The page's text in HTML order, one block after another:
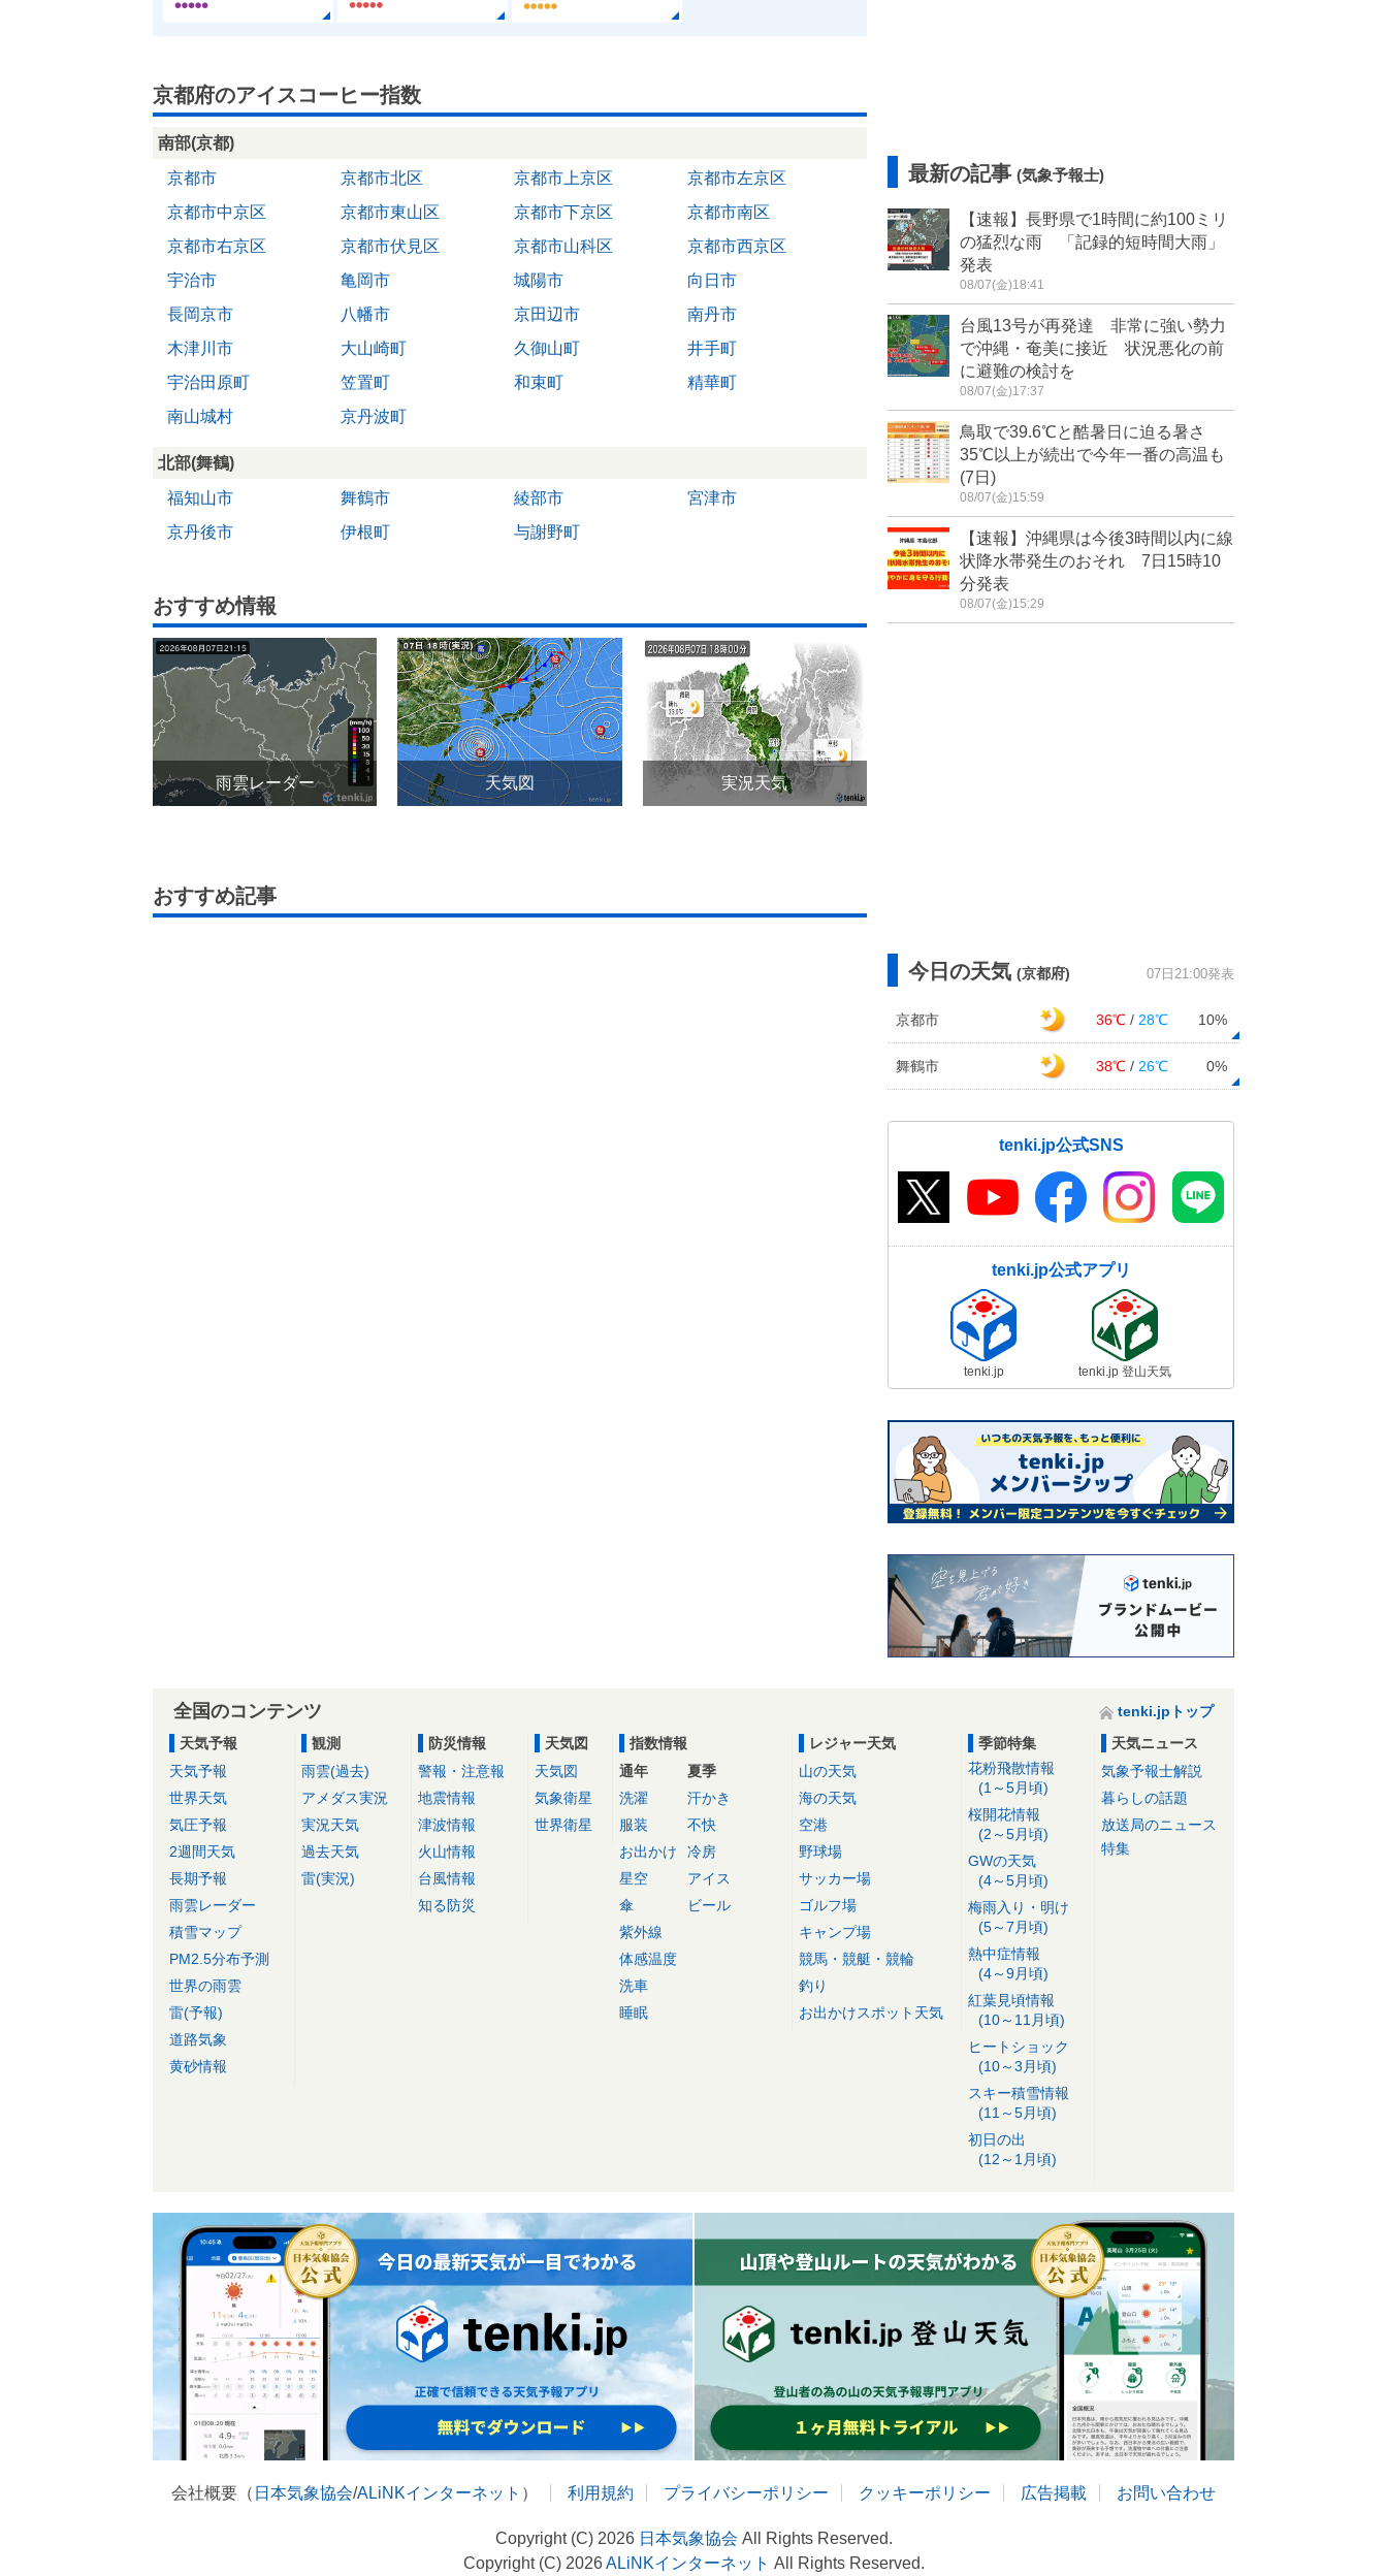
京都府のアイスコーヒー指数
南部(京都)
京都市
京都市北区 京都市上京区
京都市左京区
京都市中京区
京都市東山区 京都市下京区
京都市南区
京都市右京区
京都市伏見区 京都市山科区
京都市西京区
宇治市
亀岡市 城陽市
向日市
長岡京市
八幡市 京田辺市
南丹市
木津川市
大山崎町 久御山町
井手町
宇治田原町
笠置町 和束町
精華町
南山城村
京丹波町
北部(舞鶴)
福知山市
舞鶴市 綾部市
宮津市
京丹後市
伊根町 与謝野町
おすすめ情報
雨雲レーダー 天気図 実況天気
おすすめ記事
最新の記事 (気象予報士)
【速報】長野県で1時間に約100ミリ
の猛烈な雨 「記録的短時間大雨」
発表
08/07(金)18:41
台風13号が再発達 非常に強い勢力
で沖縄・奄美に接近 状況悪化の前
に避難の検討を
08/07(金)17:37
鳥取で39.6℃と酷暑日に迫る暑さ
35℃以上が続出で今年一番の高温も
(7日)
08/07(金)15:59
【速報】沖縄県は今後3時間以内に線
状降水帯発生のおそれ 7日15時10
分発表
08/07(金)15:29
今日の天気 (京都府) 07日21:00発表
京都市 36℃ / 28℃ 10%
舞鶴市 38℃ / 26℃ 0%
tenki.jp公式SNS
tenki.jp公式アプリ
tenki.jp tenki.jp 登山天気
全国のコンテンツ
tenki.jpトップ
天気予報
天気予報
世界天気
気圧予報
2週間天気
長期予報
雨雲レーダー
積雪マップ
PM2.5分布予測
世界の雨雲
雷(予報)
道路気象
黄砂情報
観測
雨雲(過去)
アメダス実況
実況天気
過去天気
雷(実況)
防災情報
警報・注意報
地震情報
津波情報
火山情報
台風情報
知る防災
天気図
天気図
気象衛星
世界衛星
指数情報
通年
洗濯
服装
お出かけ
星空
傘
紫外線
体感温度
洗車
睡眠
夏季
汗かき
不快
冷房
アイス
ビール
レジャー天気
山の天気
海の天気
空港
野球場
サッカー場
ゴルフ場
キャンプ場
競馬・競艇・競輪
釣り
お出かけスポット天気
季節特集
花粉飛散情報
(1～5月頃)
桜開花情報
(2～5月頃)
GWの天気
(4～5月頃)
梅雨入り・明け
(5～7月頃)
熱中症情報
(4～9月頃)
紅葉見頃情報
(10～11月頃)
ヒートショック
(10～3月頃)
スキー積雪情報
(11～5月頃)
初日の出
(12～1月頃)
天気ニュース
気象予報士解説
暮らしの話題
放送局のニュース
特集
会社概要（ 日本気象協会/ALiNKインターネット ） 利用規約 プライバシーポリシー クッキーポリシー 広告掲載 お問い合わせ
Copyright (C) 2026 日本気象協会 All Rights Reserved.
Copyright (C) 2026ALiNKインターネット All Rights Reserved.